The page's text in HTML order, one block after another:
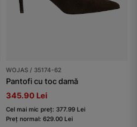
WOJAS / 35174-62
Pantofi cu toc damă
345.90 Lei
Cel mai mic preț: 377.99 Lei
Preț normal: 629.00 Lei